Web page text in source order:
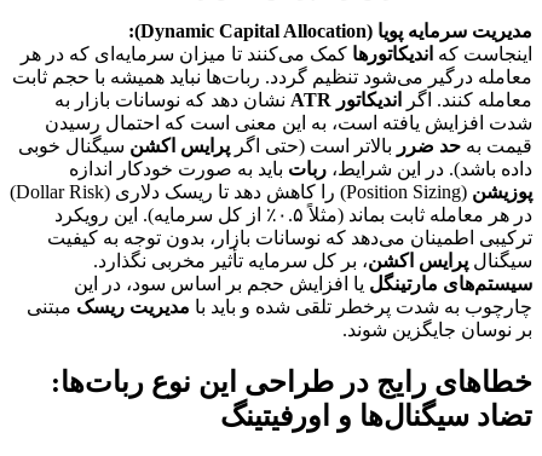
مدیریت سرمایه پویا (Dynamic Capital Allocation):
اینجاست که اندیکاتورها کمک می‌کنند تا میزان سرمایه‌ای که در هر
معامله درگیر می‌شود تنظیم گردد. ربات‌ها نباید همیشه با حجم ثابت
معامله کنند. اگر
اندیکاتور ATR
نشان دهد که نوسانات بازار به
شدت افزایش یافته است، به این معنی است که احتمال رسیدن
قیمت به حد ضرر بالاتر است (حتی اگر پرایس اکشن سیگنال خوبی
داده باشد). در این شرایط، ربات باید به صورت خودکار اندازه
پوزیشن
(Position Sizing) را کاهش دهد تا ریسک دلاری (Dollar Risk)
در هر معامله ثابت بماند (مثلاً ۰.۵٪ از کل سرمایه). این رویکرد
ترکیبی اطمینان می‌دهد که نوسانات بازار، بدون توجه به کیفیت
سیگنال پرایس اکشن، بر کل سرمایه تأثیر مخربی نگذارد.
سیستم‌های مارتینگل یا افزایش حجم بر اساس سود، در این
چارچوب به شدت پرخطر تلقی شده و باید با مدیریت ریسک مبتنی
بر نوسان جایگزین شوند.
خطاهای رایج در طراحی این نوع ربات‌ها:
تضاد سیگنال‌ها و اورفیتینگ